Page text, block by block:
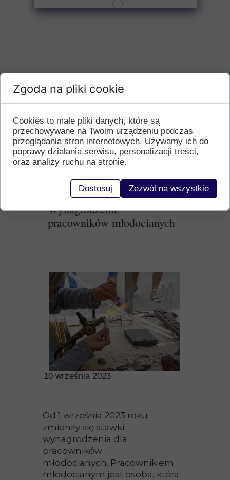
Wynagrodzenie
pracowników młodocianych
10 września 2023
Od 1 września 2023 roku
zmieniły się stawki
wynagrodzenia dla
pracowników
młodocianych. Pracownikiem
młodocianym jest osoba, która
Zgoda na pliki cookie
Cookies to małe pliki danych, które są
przechowywane na Twoim urządzeniu podczas
przeglądania stron internetowych. Używamy ich do
poprawy działania serwisu, personalizacji treści,
oraz analizy ruchu na stronie.
Dostosuj Zezwól na wszystkie